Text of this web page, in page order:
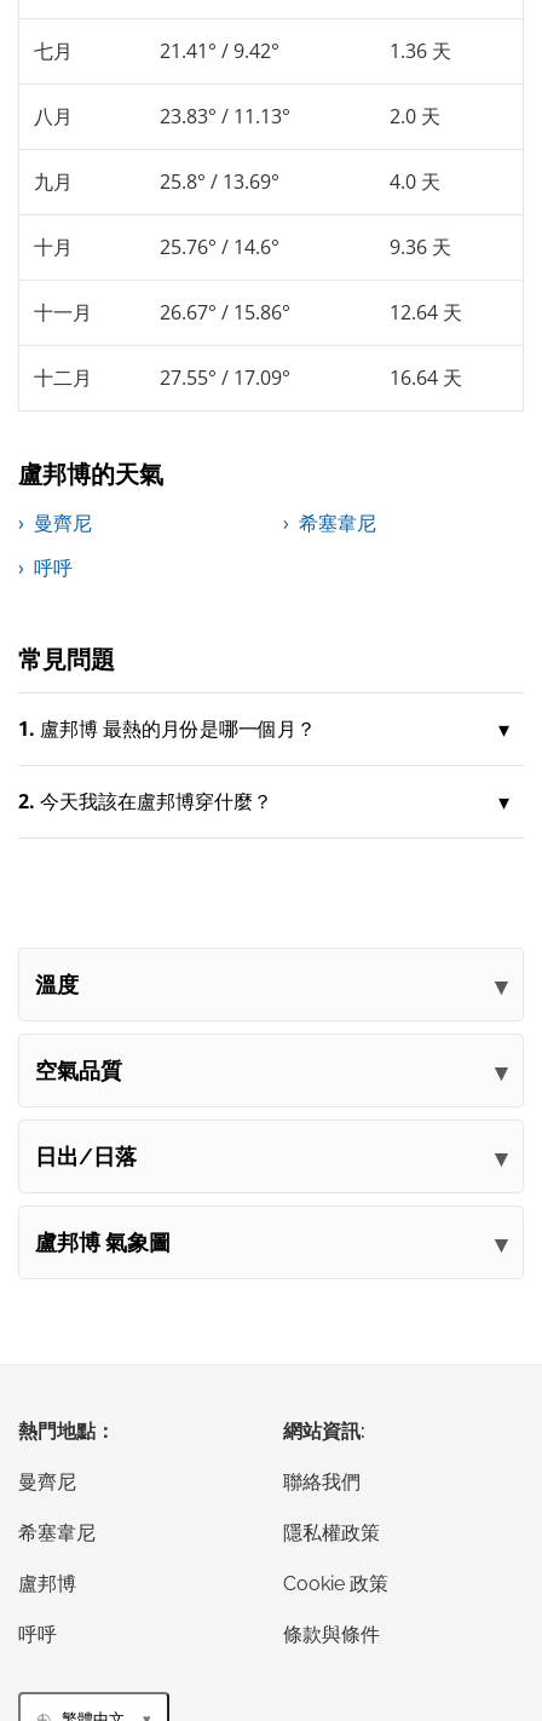
七月 21.41° / 9.42° 1.36 天
八月 23.83° / 11.13° 2.0 天
九月 25.8° / 13.69° 4.0 天
十月 25.76° / 14.6° 9.36 天
十一月 26.67° / 15.86° 12.64 天
十二月 27.55° / 17.09° 16.64 天
盧邦博的天氣
曼齊尼
希塞韋尼
呼呼
常見問題
1. 盧邦博 最熱的月份是哪一個月？
2. 今天我該在盧邦博穿什麼？
溫度
空氣品質
日出/日落
盧邦博 氣象圖
熱門地點：
曼齊尼
希塞韋尼
盧邦博
呼呼
網站資訊:
聯絡我們
隱私權政策
Cookie 政策
條款與條件